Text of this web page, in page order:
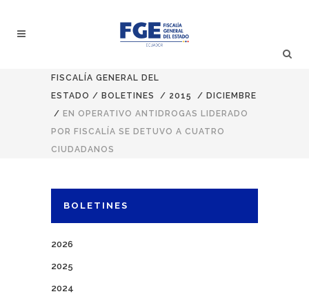
FISCALÍA GENERAL DEL
ESTADO / BOLETINES / 2015 / DICIEMBRE
/ EN OPERATIVO ANTIDROGAS LIDERADO
POR FISCALÍA SE DETUVO A CUATRO
CIUDADANOS
BOLETINES
2026
2025
2024